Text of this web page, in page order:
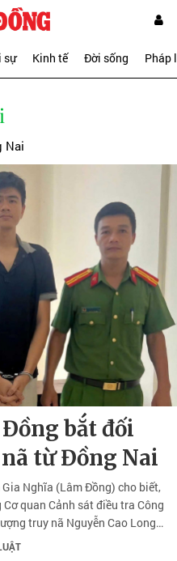
sự Kinh tế Đời sống Pháp
Nai
bắt đối
từ Đồng Nai
Nghĩa (Lâm Đồng) cho biết,
quan Cảnh sát điều tra Công
truy nã Nguyễn Cao Long
Thành phố Đồng Nai.